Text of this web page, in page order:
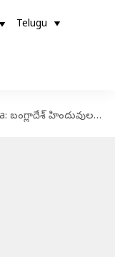
Telugu
హింసను ఆపండి.. న్యూయార్క్ ఆకాశంలో ఎగురుతున్న బ్యానర్